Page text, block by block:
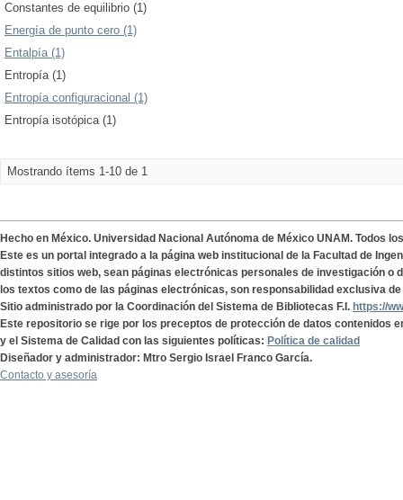
Constantes de equilibrio (1)
Energía de punto cero (1)
Entalpía (1)
Entropía (1)
Entropía configuracional (1)
Entropía isotópica (1)
Mostrando ítems 1-10 de 1
Hecho en México. Universidad Nacional Autónoma de México UNAM. Todos
Este es un portal integrado a la página web institucional de la Facultad de
distintos sitios web, sean páginas electrónicas personales de investigación o
los textos como de las páginas electrónicas, son responsabilidad exclusiva
Sitio administrado por la Coordinación del Sistema de Bibliotecas F.I. https://
Este repositorio se rige por los preceptos de protección de datos contenidos
y el Sistema de Calidad con las siguientes políticas: Política de calidad
Diseñador y administrador: Mtro Sergio Israel Franco García.
Contacto y asesoría